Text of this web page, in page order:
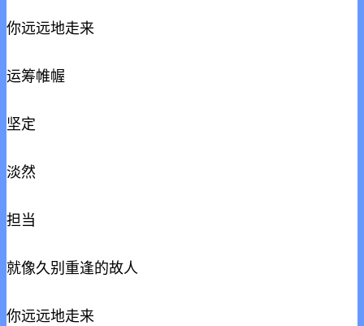
你远远地走来
运筹帷幄
坚定
淡然
担当
就像久别重逢的故人
你远远地走来